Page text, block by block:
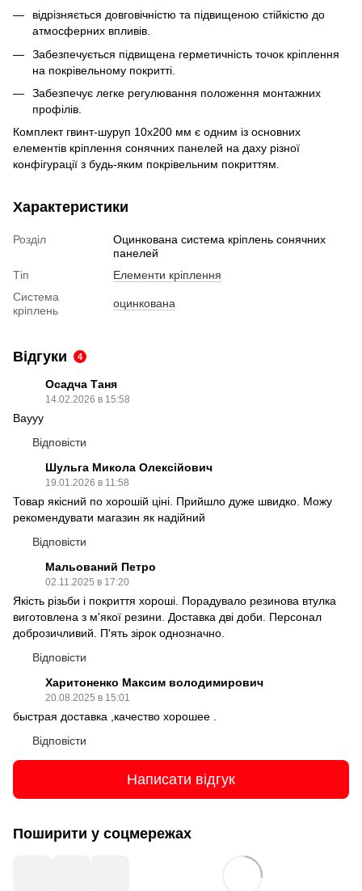
відрізняється довговічністю та підвищеною стійкістю до
атмосферних впливів.
Забезпечується підвищена герметичність точок кріплення
на покрівельному покритті.
Забезпечує легке регулювання положення монтажних
профілів.
Комплект гвинт-шуруп 10х200 мм є одним із основних
елементів кріплення сонячних панелей на даху різної
конфігурації з будь-яким покрівельним покриттям.
Характеристики
Розділ
Оцинкована система кріплень сонячних
панелей
Тіп
Елементи кріплення
Система
кріплень
оцинкована
Відгуки 4
Осадча Таня
14.02.2026 в 15:58
Ваууу
Відповісти
Шульга Микола Олексійович
19.01.2026 в 11:58
Товар якісний по хорошій ціні. Прийшло дуже швидко. Можу
рекомендувати магазин як надійний
Відповісти
Мальований Петро
02.11.2025 в 17:20
Якість різьби і покриття хороші. Порадувало резинова втулка
виготовлена з м'якої резини. Доставка дві доби. Персонал
доброзичливий. П'ять зірок однозначно.
Відповісти
Харитоненко Максим володимирович
20.08.2025 в 15:01
быстрая доставка ,качество хорошее .
Відповісти
Написати відгук
Поширити у соцмережах